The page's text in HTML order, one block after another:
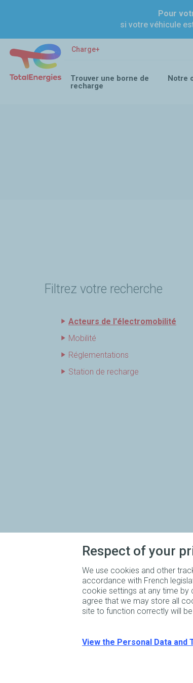
Pour
si votre véhicule
Charge+ Voiture électrique : le guide pratique de
Charge+
Trouver une borne de
recharge
Notre
Filtrez votre recherche
Acteurs de l'électromobilité
Mobilité
Réglementations
Station de recharge
Rouler à l’électrique n’aura jamais été
électrique… Laissez-vous guider, Charge+
Respect of your
We use cookies and other
accordance with French
cookie settings at any time by
agree that we may store all
site to function correctly will
View the Personal Data and